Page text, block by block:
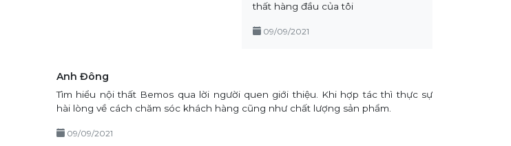
thất hàng đầu của tôi
09/09/2021
Anh Đông
Tìm hiểu nội thất Bemos qua lời người quen giới thiệu. Khi hợp tác thì thực sự
hài lòng về cách chăm sóc khách hàng cũng như chất lượng sản phẩm.
09/09/2021